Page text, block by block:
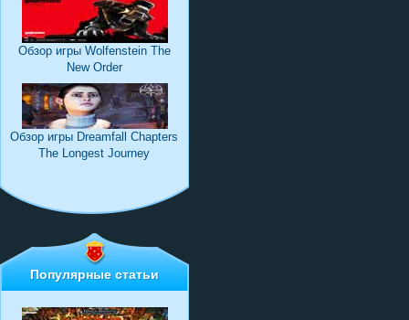
Обзор игры Wolfenstein The
New Order
Обзор игры Dreamfall Chapters
The Longest Journey
Популярные статьи